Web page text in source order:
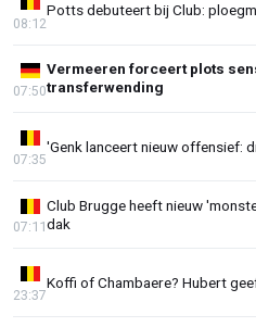
Potts debuteert bij Club:
08:12
Vermeeren forceert plots
transferwending
07:50
'Genk lanceert nieuw offensief:
07:35
Club Brugge heeft nieuw
dak
07:11
Koffi of Chambaere? Hubert
23:37